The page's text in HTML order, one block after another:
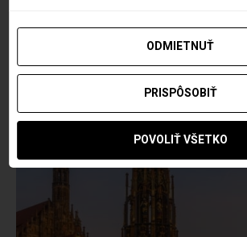
ODMIETNUŤ
PRISPÔSOBIŤ
POVOLIŤ VŠETKO